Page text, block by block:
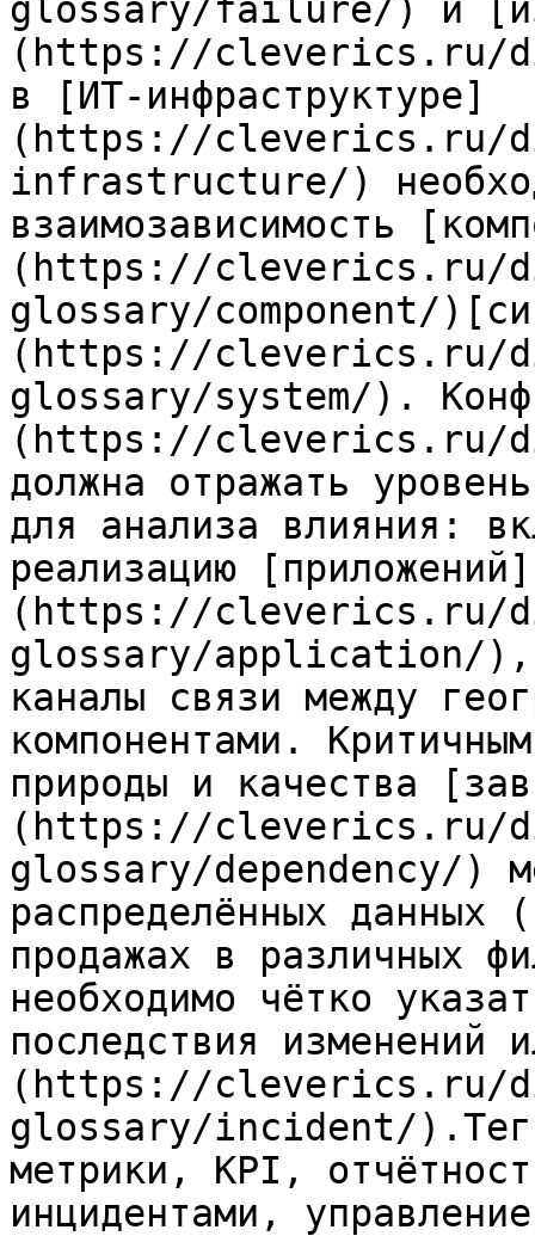
glossary/failure/) и
(https://cleverics.ru/
в [ИТ-инфраструктуре]
(https://cleverics.ru/
infrastructure/)
взаимозависимость
(https://cleverics.ru/
glossary/component/
(https://cleverics.ru/
glossary/system/).
(https://cleverics.ru/
должна отражать
для анализа влияния:
реализацию [приложений]
(https://cleverics.ru/
glossary/application/),
каналы связи между
компонентами.
природы и качества
(https://cleverics.ru/
glossary/dependency/)
распределённых данных
продажах в различных
необходимо чётко
последствия изменений
(https://cleverics.ru/
glossary/incident/
метрики, KPI,
инцидентами,